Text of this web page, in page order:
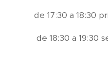
de 17:30 a 18:30
de 18:30 a 19:30